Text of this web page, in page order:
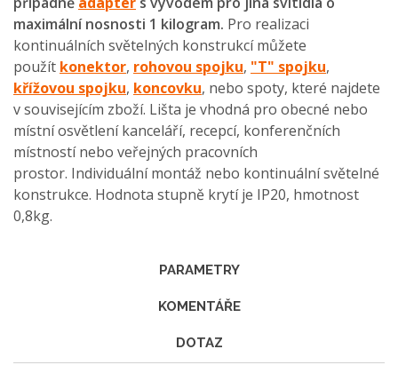
maximální nosnosti 1 kilogram. Pro realizaci
kontinuálních světelných konstrukcí můžete
použít konektor, rohovou spojku, "T" spojku,
křížovou spojku, koncovku, nebo spoty, které najdete
v souvisejícím zboží. Lišta je vhodná pro obecné nebo
místní osvětlení kanceláří, recepcí, konferenčních
místností nebo veřejných pracovních
prostor. Individuální montáž nebo kontinuální světelné
konstrukce. Hodnota stupně krytí je IP20, hmotnost
0,8kg.
PARAMETRY
KOMENTÁŘE
DOTAZ